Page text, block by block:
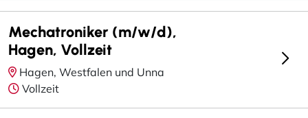
Mechatroniker (m/w/d),
Hagen, Vollzeit
Hagen, Westfalen und Unna
Vollzeit